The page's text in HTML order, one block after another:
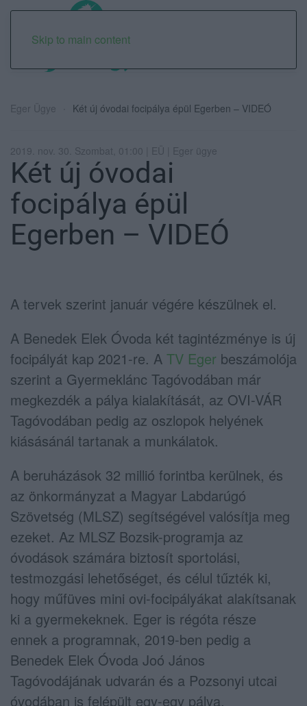
Skip to main content
Eger Ügye Két új óvodai focipálya épül Egerben – VIDEÓ
2019. nov. 30. Szombat, 01:00 | EÜ | Eger ügye
Két új óvodai
focipálya épül
Egerben – VIDEÓ
A tervek szerint január végére készülnek el.
A Benedek Elek Óvoda két tagintézménye is új
focipályát kap 2021-re. A TV Eger beszámolója
szerint a Gyermeklánc Tagóvodában már
megkezdék a pálya kialakítását, az OVI-VÁR
Tagóvodában pedig az oszlopok helyének
kiásásánál tartanak a munkálatok.
A beruházások 32 millió forintba kerülnek, és
az önkormányzat a Magyar Labdarúgó
Szövetség (MLSZ) segítségével valósítja meg
ezeket. Az MLSZ Bozsik-programja az
óvodások számára biztosít sportolási,
testmozgási lehetőséget, és célul tűzték ki,
hogy műfüves mini ovi-focipályákat alakítsanak
ki a gyermekeknek. Eger is régóta része
ennek a programnak, 2019-ben pedig a
Benedek Elek Óvoda Joó János
Tagóvodájának udvarán és a Pozsonyi utcai
óvodában is felépült egy-egy pálya.